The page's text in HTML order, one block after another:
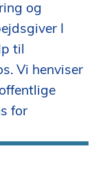
og
I
til
Vi henviser
for